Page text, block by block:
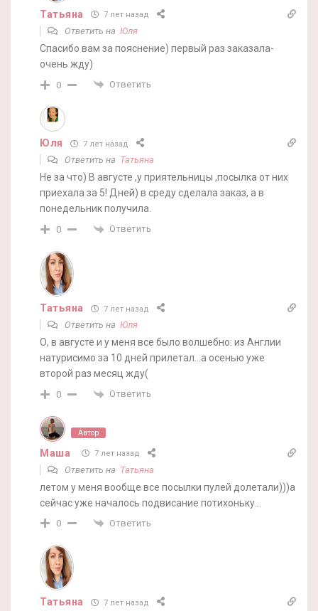
Татьяна 7 лет назад
Ответить на Юля
Спасибо вам за пояснение) первый раз заказала-
очень жду)
0 Ответить
Юля 7 лет назад
Ответить на Татьяна
Не за что) В августе ,у приятельницы ,посылка от них
приехала за 5! Дней) в среду сделала заказ, а в
понедельник получила.
0 Ответить
Татьяна 7 лет назад
Ответить на Юля
О, в августе и у меня все было волшебно: из Англии
натурисимо за 10 дней прилетал…а осенью уже
второй раз месяц жду(
0 Ответить
Автор
Маша 7 лет назад
Ответить на Татьяна
летом у меня вообще все посылки пулей долетали)))а
сейчас уже началось подвисание потихоньку…
0 Ответить
Татьяна 7 лет назад